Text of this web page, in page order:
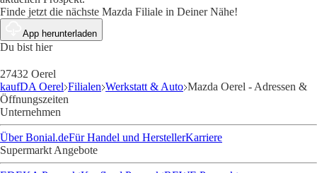
Finde jetzt die nächste Mazda Filiale in Deiner Nähe!
App herunterladen
Du bist hier
27432 Oerel
kaufDA Oerel Filialen Werkstatt & Auto Mazda Oerel - Adressen &
Öffnungszeiten
Unternehmen
Über Bonial.deFür Handel und HerstellerKarriere
Supermarkt Angebote